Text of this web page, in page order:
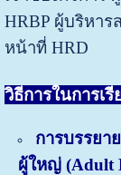
HRBP ผู้บริหาร
หน้าที่ HRD
วิธีการในการเรี
การบรรยาย
ผู้ใหญ่ (Adult